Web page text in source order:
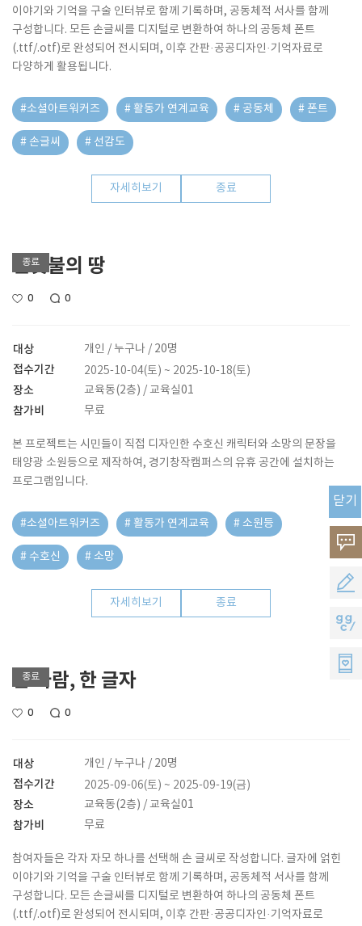
고
리
공
모
지
지
닫기
이야기와 기억을 구술 인터뷰로 함께 기록하며, 공동체적 서사를 함께
구성합니다. 모든 손글씨를 디지털로 변환하여 하나의 공동체 폰트
(.ttf/.otf)로 완성되어 전시되며, 이후 간판·공공디자인·기억자료로
다양하게 활용됩니다.
#소셜아트워커즈 # 활동가 연계교육 # 공동체 # 폰트
# 손글씨 # 선감도
자세히보기 종료
종료
반딧불의 땅
0 0
대상 개인 / 누구나 / 20명
접수기간 2025-10-04(토) ~ 2025-10-18(토)
장소 교육동(2층) / 교육실01
참가비 무료
본 프로젝트는 시민들이 직접 디자인한 수호신 캐릭터와 소망의 문장을
태양광 소원등으로 제작하여, 경기창작캠퍼스의 유휴 공간에 설치하는
프로그램입니다.
#소셜아트워커즈 # 활동가 연계교육 # 소원등
# 수호신 # 소망
자세히보기 종료
종료
한 사람, 한 글자
0 0
대상 개인 / 누구나 / 20명
접수기간 2025-09-06(토) ~ 2025-09-19(금)
장소 교육동(2층) / 교육실01
참가비 무료
참여자들은 각자 자모 하나를 선택해 손 글씨로 작성합니다. 글자에 얽힌
이야기와 기억을 구술 인터뷰로 함께 기록하며, 공동체적 서사를 함께
구성합니다. 모든 손글씨를 디지털로 변환하여 하나의 공동체 폰트
(.ttf/.otf)로 완성되어 전시되며, 이후 간판·공공디자인·기억자료로